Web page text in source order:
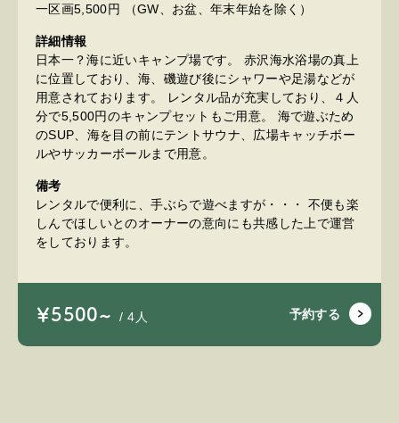
一区画5,500円 （GW、お盆、年末年始を除く）
詳細情報
日本一？海に近いキャンプ場です。 赤沢海水浴場の真上
に位置しており、海、磯遊び後にシャワーや足湯などが
用意されております。 レンタル品が充実しており、４人
分で5,500円のキャンプセットもご用意。 海で遊ぶため
のSUP、海を目の前にテントサウナ、広場キャッチボー
ルやサッカーボールまで用意。
備考
レンタルで便利に、手ぶらで遊べますが・・・ 不便も楽
しんでほしいとのオーナーの意向にも共感した上で運営
をしております。
￥5500~ / 4人 予約する